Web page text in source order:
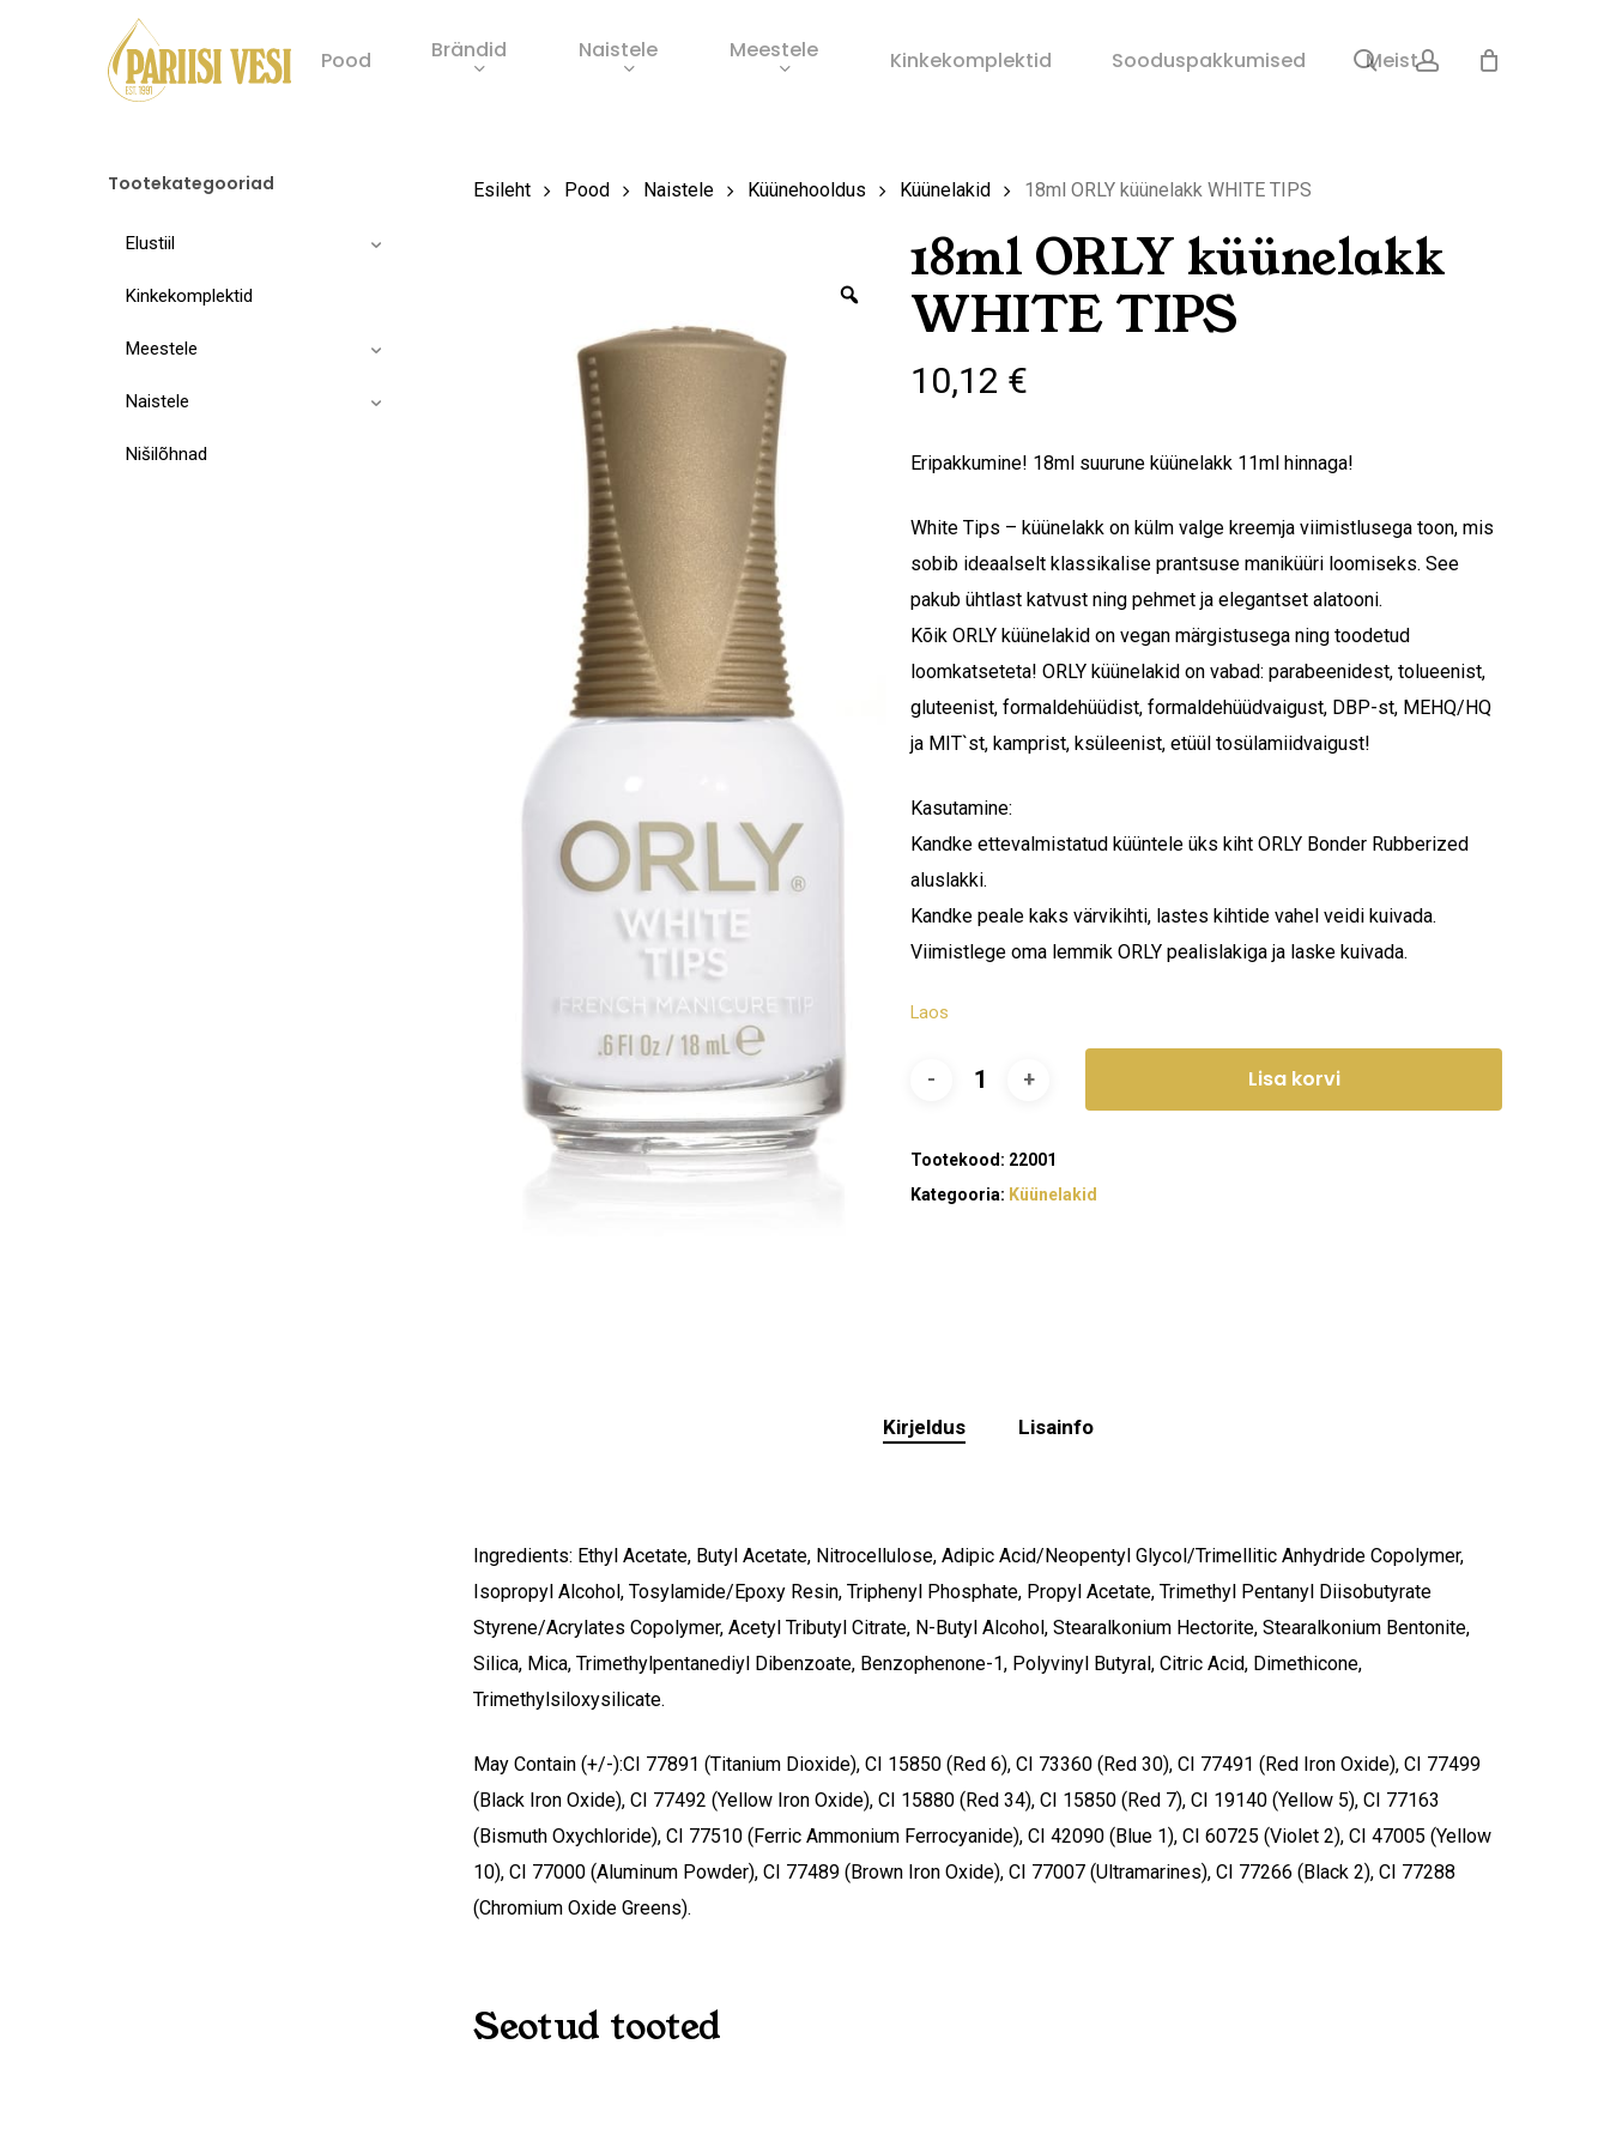
Pood Brändid Naistele Meestele Kinkekomplektid Sooduspakkumised Meist
search account
Ostukorv
Ostukorvis ei ole tooteid.
Tootekategooriad
Elustiil
Kinkekomplektid
Meestele
Naistele
Nišilõhnad
Esileht Pood Naistele Küünehooldus Küünelakid 18ml ORLY küünelakk WHITE TIPS
Zoom
18ml ORLY küünelakk
WHITE TIPS
10,12 €
Eripakkumine! 18ml suurune küünelakk 11ml hinnaga!
White Tips – küünelakk on külm valge kreemja viimistlusega toon, mis
sobib ideaalselt klassikalise prantsuse maniküüri loomiseks. See
pakub ühtlast katvust ning pehmet ja elegantset alatooni.
Kõik ORLY küünelakid on vegan märgistusega ning toodetud
loomkatseteta! ORLY küünelakid on vabad: parabeenidest, tolueenist,
gluteenist, formaldehüüdist, formaldehüüdvaigust, DBP-st, MEHQ/HQ
ja MIT`st, kamprist, ksüleenist, etüül tosülamiidvaigust!
Kasutamine:
Kandke ettevalmistatud küüntele üks kiht ORLY Bonder Rubberized
aluslakki.
Kandke peale kaks värvikihti, lastes kihtide vahel veidi kuivada.
Viimistlege oma lemmik ORLY pealislakiga ja laske kuivada.
Laos
Lisa korvi
Tootekood: 22001
Kategooria: Küünelakid
Kirjeldus Lisainfo
Ingredients: Ethyl Acetate, Butyl Acetate, Nitrocellulose, Adipic Acid/Neopentyl Glycol/Trimellitic Anhydride Copolymer,
Isopropyl Alcohol, Tosylamide/Epoxy Resin, Triphenyl Phosphate, Propyl Acetate, Trimethyl Pentanyl Diisobutyrate
Styrene/Acrylates Copolymer, Acetyl Tributyl Citrate, N-Butyl Alcohol, Stearalkonium Hectorite, Stearalkonium Bentonite,
Silica, Mica, Trimethylpentanediyl Dibenzoate, Benzophenone-1, Polyvinyl Butyral, Citric Acid, Dimethicone,
Trimethylsiloxysilicate.
May Contain (+/-):CI 77891 (Titanium Dioxide), CI 15850 (Red 6), CI 73360 (Red 30), CI 77491 (Red Iron Oxide), CI 77499
(Black Iron Oxide), CI 77492 (Yellow Iron Oxide), CI 15880 (Red 34), CI 15850 (Red 7), CI 19140 (Yellow 5), CI 77163
(Bismuth Oxychloride), CI 77510 (Ferric Ammonium Ferrocyanide), CI 42090 (Blue 1), CI 60725 (Violet 2), CI 47005 (Yellow
10), CI 77000 (Aluminum Powder), CI 77489 (Brown Iron Oxide), CI 77007 (Ultramarines), CI 77266 (Black 2), CI 77288
(Chromium Oxide Greens).
Seotud tooted